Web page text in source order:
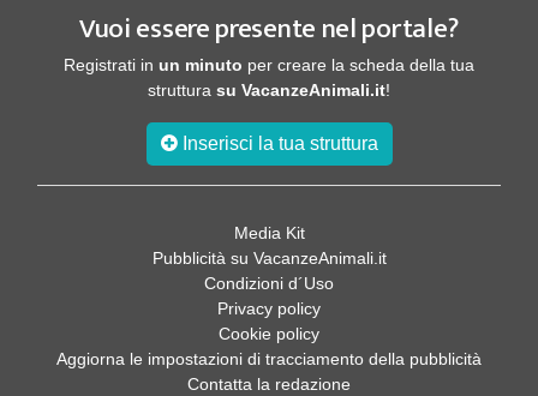
Vuoi essere presente nel portale?
Registrati in un minuto per creare la scheda della tua
struttura su VacanzeAnimali.it!
Inserisci la tua struttura
Media Kit
Pubblicità su VacanzeAnimali.it
Condizioni d´Uso
Privacy policy
Cookie policy
Aggiorna le impostazioni di tracciamento della pubblicità
Contatta la redazione